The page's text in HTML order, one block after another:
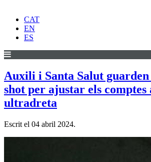
CAT
EN
ES
Auxili i Santa Salut
shot per ajustar els comptes
ultradreta
Escrit el 04 abril 2024.